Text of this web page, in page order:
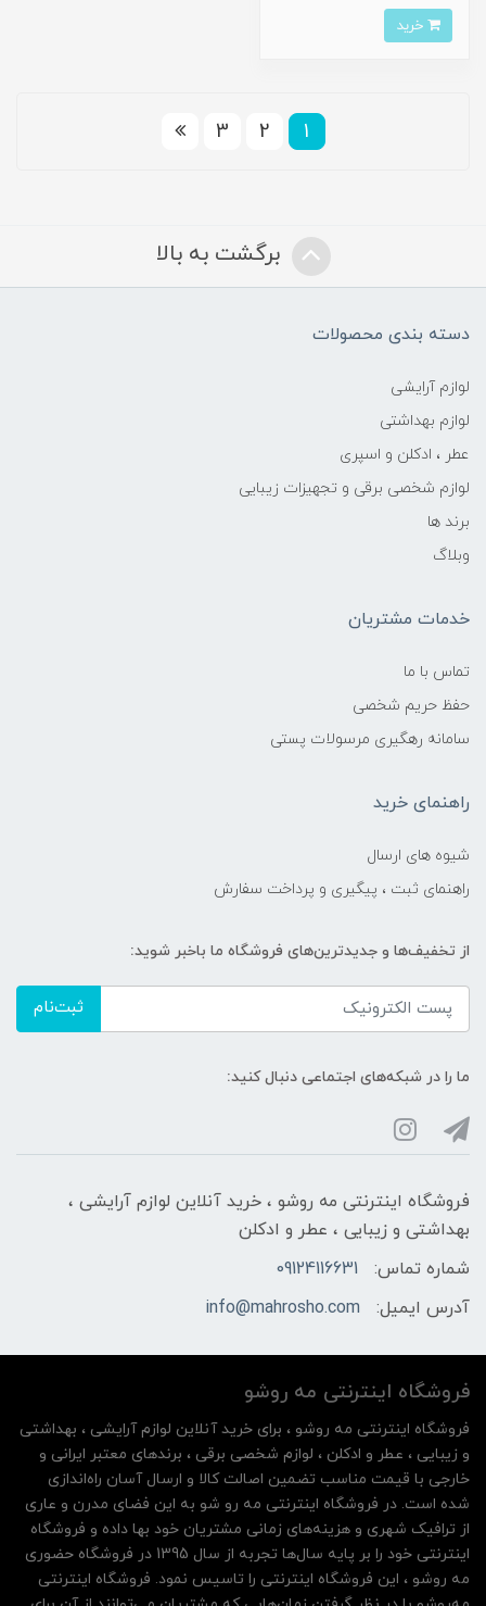
1
2
3
برگشت به بالا
دسته بندی محصولات
لوازم آرایشی
لوازم بهداشتی
عطر ، ادکلن و اسپری
لوازم شخصی برقی و تجهیزات زیبایی
برند ها
وبلاگ
خدمات مشتریان
تماس با ما
حفظ حریم شخصی
سامانه رهگیری مرسولات پستی
راهنمای خرید
شیوه های ارسال
راهنمای ثبت ، پیگیری و پرداخت سفارش
از تخفیف‌ها و جدیدترین‌های فروشگاه ما باخبر شوید:
ثبت‌نام
ما را در شبکه‌های اجتماعی دنبال کنید:
فروشگاه اینترنتی مه‌ رو‌شو ، خرید آنلاین لوازم آرایشی ،
بهداشتی و زیبایی ، عطر و ادکلن
شماره تماس:
09124116631
آدرس ایمیل:
info@mahrosho.com
فروشگاه اینترنتی مه‌ رو‌شو
فروشگاه اینترنتی مه‌ رو‌شو ، برای خرید آنلاین لوازم آرایشی ، بهداشتی
و زیبایی ، عطر و ادکلن ، لوازم شخصی برقی ، برندهای معتبر ایرانی و
خارجی با قیمت مناسب تضمین اصالت کالا و ارسال آسان راه‌اندازی
شده است. در فروشگاه اینترنتی مه رو شو به این فضای مدرن و عاری
از ترافیک شهری و هزینه‌های زمانی مشتریان خود بها داده و فروشگاه
اینترنتی خود را بر پایه سال‌ها تجربه از سال 1395 در فروشگاه حضوری
مه روشو ، این فروشگاه اینترنتی را تاسیس نمود. فروشگاه اینترنتی